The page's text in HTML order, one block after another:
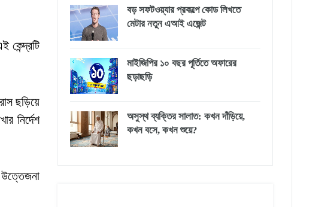
কেন্দ্রটি
ছড়িয়ে
নির্দেশ
উত্তেজনা
বড় সফটওয়্যার প্রকল্পে কোড লিখতে
মেটার নতুন এআই এজেন্ট
মাইজিপির ১০ বছর পূর্তিতে অফারের
ছড়াছড়ি
অসুস্থ ব্যক্তির সালাত: কখন দাঁড়িয়ে,
কখন বসে, কখন শুয়ে?